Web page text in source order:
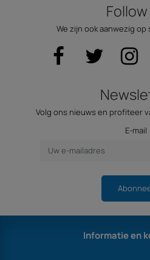
We zijn ook aanwezig
Volg ons nieuws en profiteer
E-mail
Informatie en